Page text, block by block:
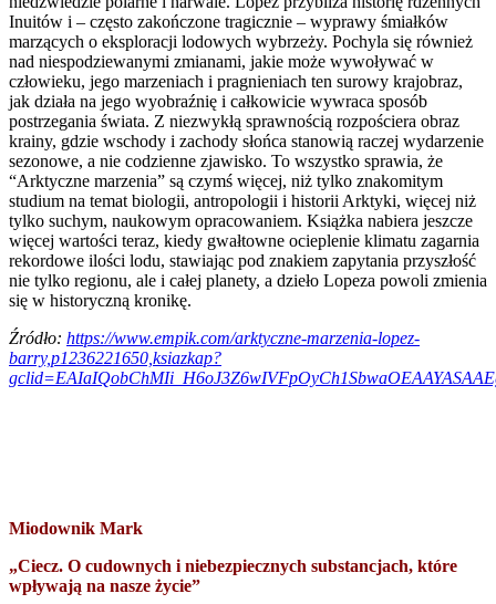
Inuitów i – często zakończone tragicznie – wyprawy śmiałków
marzących o eksploracji lodowych wybrzeży. Pochyla się również
nad niespodziewanymi zmianami, jakie może wywoływać w
człowieku, jego marzeniach i pragnieniach ten surowy krajobraz,
jak działa na jego wyobraźnię i całkowicie wywraca sposób
postrzegania świata. Z niezwykłą sprawnością rozpościera obraz
krainy, gdzie wschody i zachody słońca stanowią raczej wydarzenie
sezonowe, a nie codzienne zjawisko. To wszystko sprawia, że
“Arktyczne marzenia” są czymś więcej, niż tylko znakomitym
studium na temat biologii, antropologii i historii Arktyki, więcej niż
tylko suchym, naukowym opracowaniem. Książka nabiera jeszcze
więcej wartości teraz, kiedy gwałtowne ocieplenie klimatu zagarnia
rekordowe ilości lodu, stawiając pod znakiem zapytania przyszłość
nie tylko regionu, ale i całej planety, a dzieło Lopeza powoli zmienia
się w historyczną kronikę.
Źródło: https://www.empik.com/arktyczne-marzenia-lopez-
barry,p1236221650,ksiazkap?
Miodownik Mark
„Ciecz. O cudownych i niebezpiecznych substancjach, które
wpływają na nasze życie”